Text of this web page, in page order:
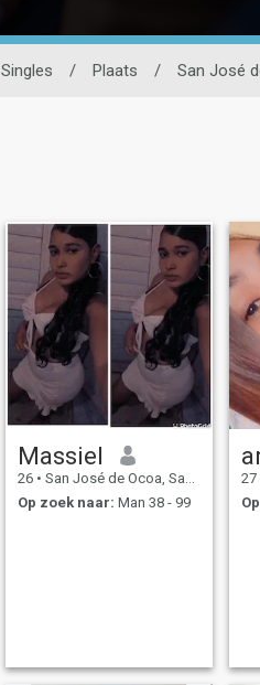
Singles / Plaats / San José
Massiel
26 • San José de Ocoa, San José de Ocoa, Dominicaanse Rep.
Op zoek naar: Man 38 - 99
27